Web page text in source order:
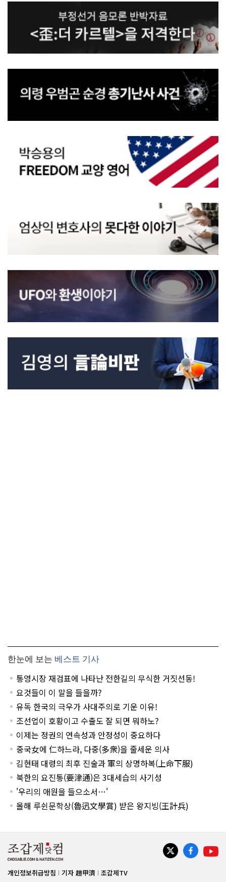
한눈에 보는 베스트 기사
통영시장 재검표에 나타난 전한길의 무식한 거짓선동!
요것들이 이 말을 들을까?
유독 한국의 극우가 사대주의로 기운 이유!
조선업이 호황이고 수출도 잘 되면 뭐하노?
이제는 정권의 연속성과 안정성이 중요하다
중국女에 仁하느라, 다중(多衆)을 줄세운 의사
김현태 대령의 최후 진술과 軍의 상명하복(上命下服)
북한의 요진통(要津通)은 3대세습의 사기성
'우리의 애원을 들으소서…'
올해 루쉰문학상(魯迅文學賞) 받은 왕지빙(王計兵)
개인정보취급방침 기자 趙甲濟 조갑제TV